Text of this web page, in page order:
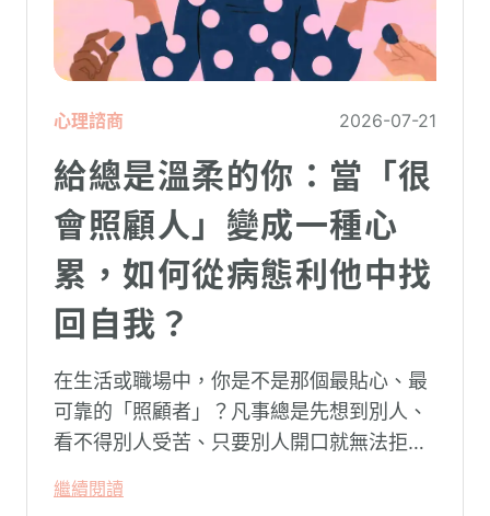
心理諮商 2026-07-21
給總是溫柔的你：當「很
會照顧人」變成一種心
累，如何從病態利他中找
回自我？
在生活或職場中，你是不是那個最貼心、最
可靠的「照顧者」？凡事總是先想到別人、
看不得別人受苦、只要別人開口就無法拒
常在夜深人靜時讓你感到莫名的心累與空
繼續閱讀